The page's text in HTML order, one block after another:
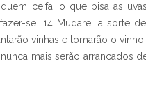
ceifa, o que pisa as
se. 14 Mudarei a sorte
vinhas e tomarão o
mais serão arrancados